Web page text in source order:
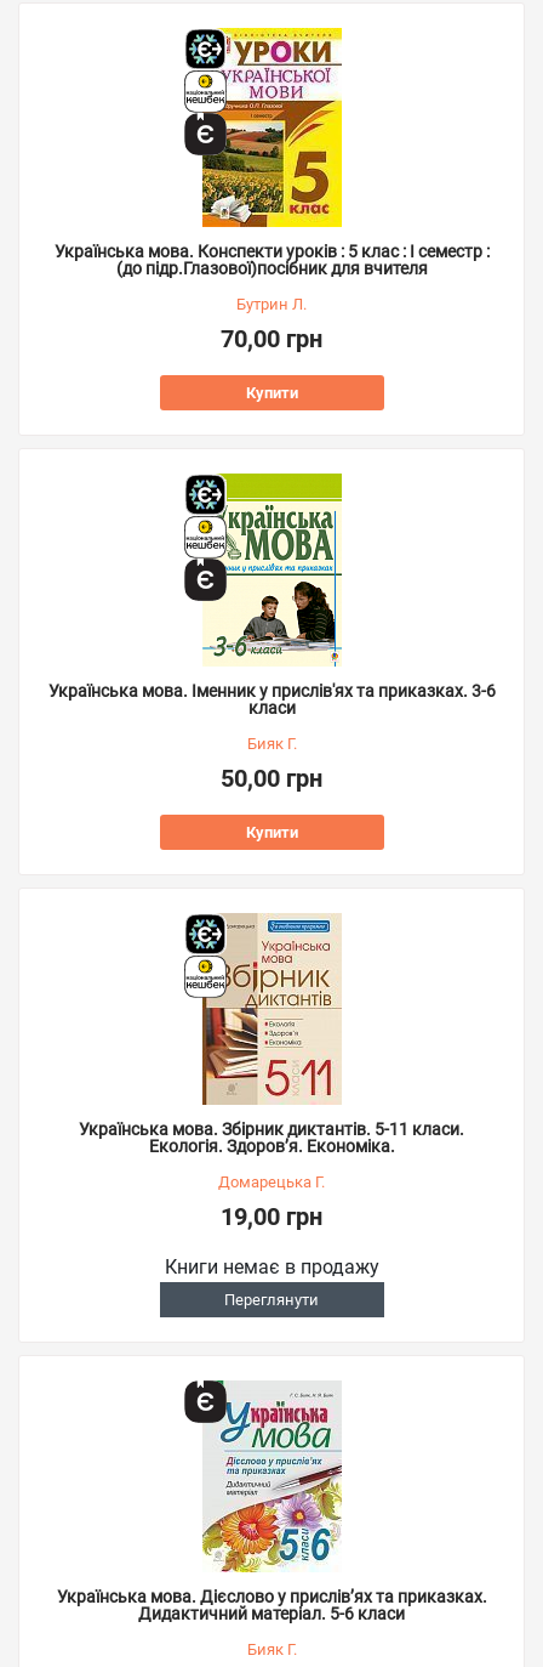
Українська мова. Конспекти уроків : 5 клас : І семестр :
(до підр.Глазової)посібник для вчителя
Бутрин Л.
70,00 грн
Купити
Українська мова. Іменник у прислів'ях та приказках. 3-6
класи
Бияк Г.
50,00 грн
Купити
Українська мова. Збірник диктантів. 5-11 класи.
Екологія. Здоров’я. Економіка.
Домарецька Г.
19,00 грн
Книги немає в продажу
Переглянути
Українська мова. Дієслово у прислів’ях та приказках.
Дидактичний матеріал. 5-6 класи
Бияк Г.